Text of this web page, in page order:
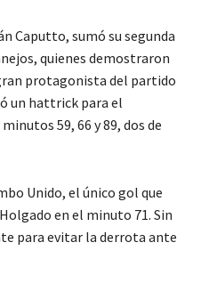
Caputto, sumó su segunda
quienes demostraron
protagonista del partido
un hattrick para el
59, 66 y 89, dos de
Unido, el único gol que
en el minuto 71. Sin
para evitar la derrota ante